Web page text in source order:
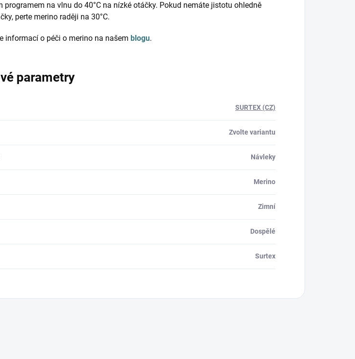
programem na vlnu do 40°C na nízké otáčky. Pokud nemáte jistotu ohledně
perte merino raději na 30°C.
informací o péči o merino na našem blogu.
parametry
SURTEX (CZ)
Zvolte variantu
Návleky
Merino
Zimní
Dospělé
Surtex